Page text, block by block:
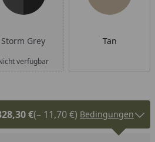
Storm Grey
verfügbar
Tan
€(– 11,70 €) Bedingungen